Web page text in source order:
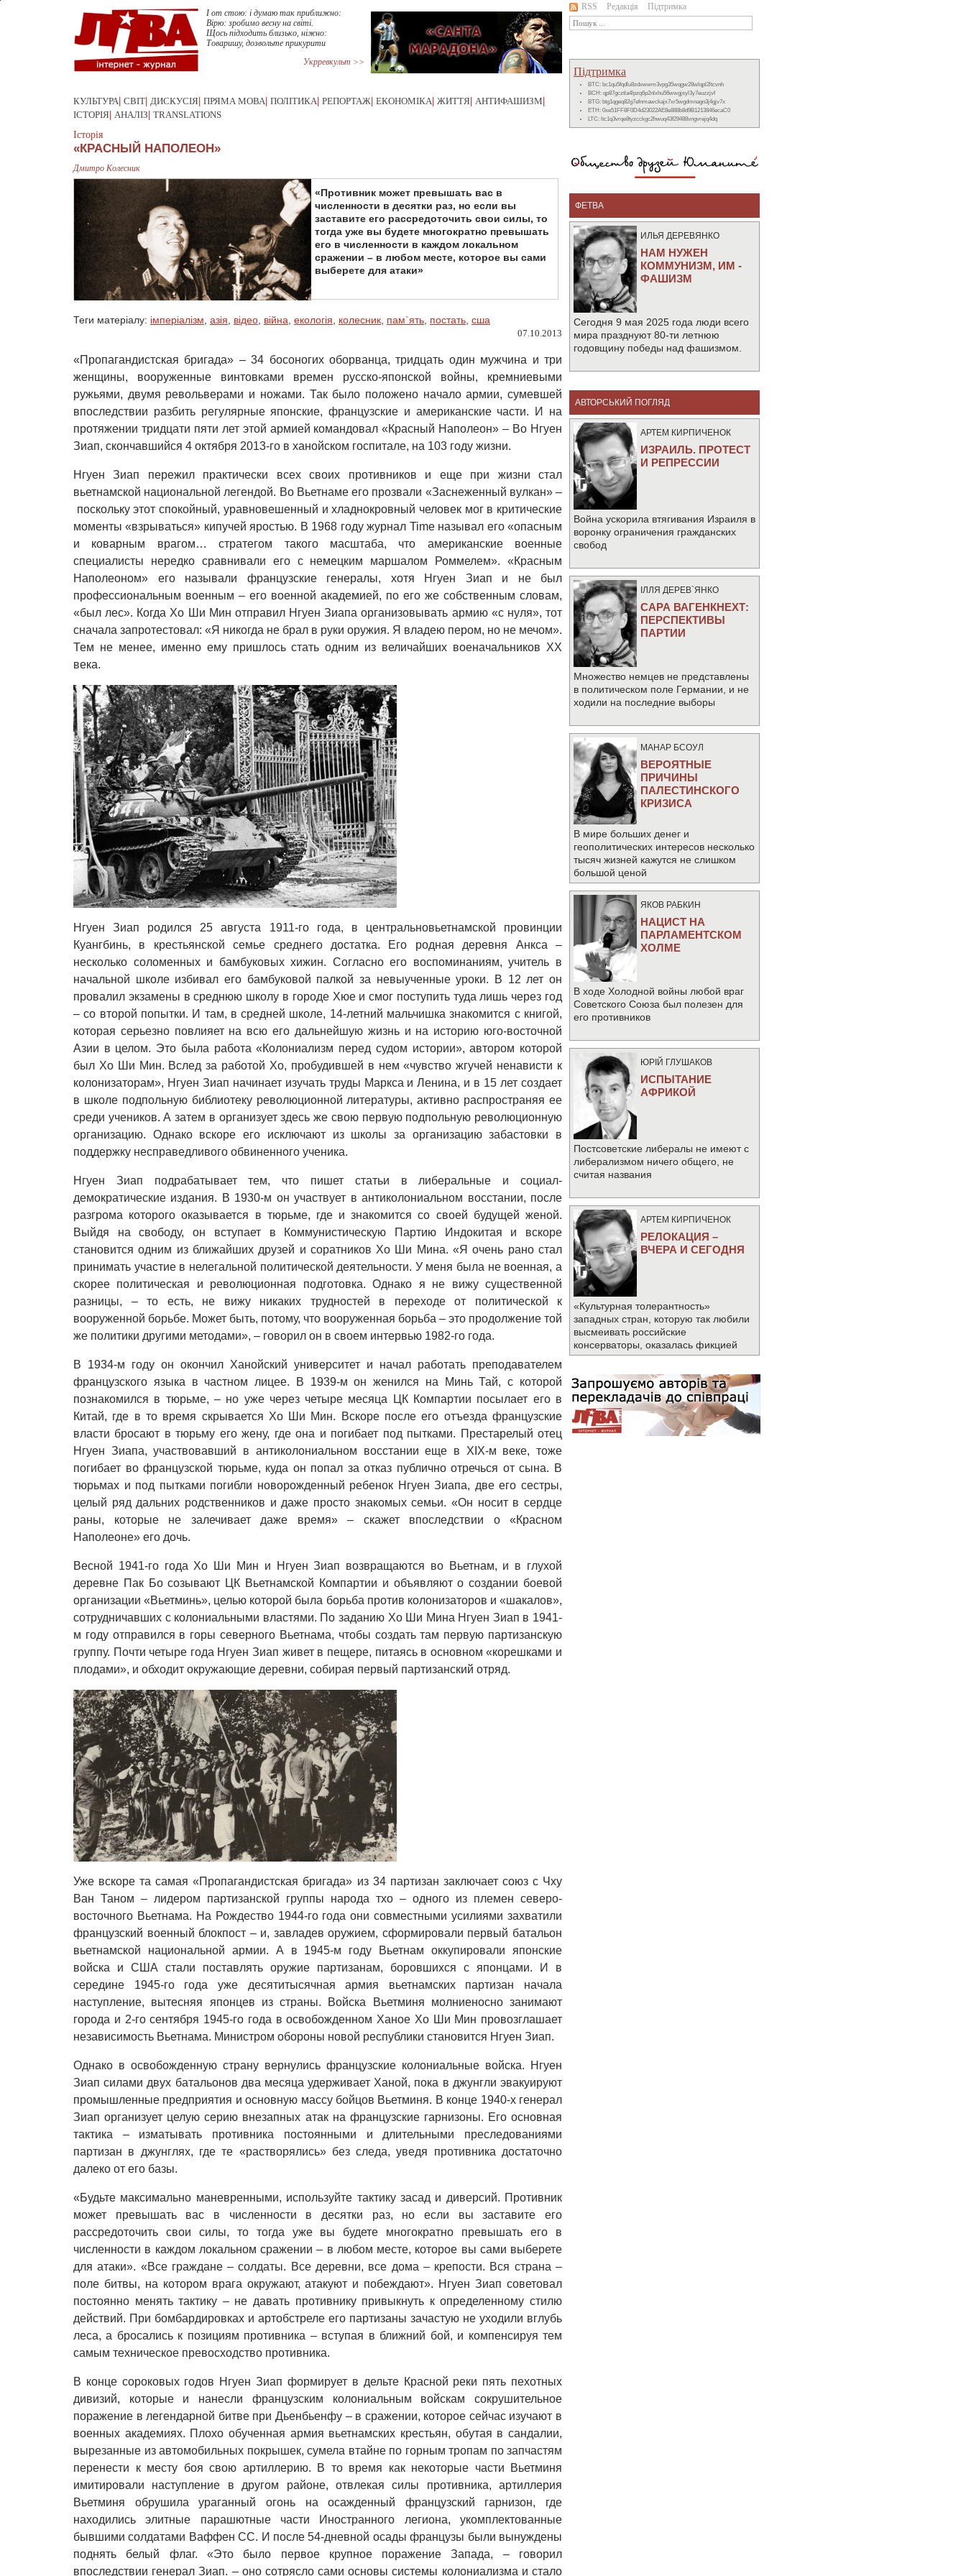
I от стою: i думаю так приближно:
Вiрю: зробимо весну на свiтi.
Щось пiдходить близько, нiжно:
Товаришу, дозвольте прикурити
Укрревкульт >>
КУЛЬТУРА СВІТ ДИСКУСІЯ ПРЯМА МОВА ПОЛІТИКА РЕПОРТАЖ ЕКОНОМІКА ЖИТТЯ АНТИФАШИЗМ
ІСТОРІЯ АНАЛІЗ TRANSLATIONS
Історія
«КРАСНЫЙ НАПОЛЕОН»
Дмитро Колесник
«Противник может превышать вас в
численности в десятки раз, но если вы
заставите его рассредоточить свои силы, то
тогда уже вы будете многократно превышать
его в численности в каждом локальном
сражении – в любом месте, которое вы сами
выберете для атаки»
Теги матеріалу: імперіалізм азія відео війна екологія колесник пам`ять постать сша
07.10.2013
«Пропагандистская бригада» – 34 босоногих оборванца, тридцать один мужчина и три
женщины, вооруженные винтовками времен русско-японской войны, кремниевыми
ружьями, двумя револьверами и ножами. Так было положено начало армии, сумевшей
впоследствии разбить регулярные японские, французские и американские части. И на
протяжении тридцати пяти лет этой армией командовал «Красный Наполеон» – Во Нгуен
Зиап, скончавшийся 4 октября 2013-го в ханойском госпитале, на 103 году жизни.
Нгуен Зиап пережил практически всех своих противников и еще при жизни стал
вьетнамской национальной легендой. Во Вьетнаме его прозвали «Заснеженный вулкан» –
поскольку этот спокойный, уравновешенный и хладнокровный человек мог в критические
моменты «взрываться» кипучей яростью. В 1968 году журнал Time называл его «опасным
и коварным врагом… стратегом такого масштаба, что американские военные
специалисты нередко сравнивали его с немецким маршалом Роммелем». «Красным
Наполеоном» его называли французские генералы, хотя Нгуен Зиап и не был
профессиональным военным – его военной академией, по его же собственным словам,
«был лес». Когда Хо Ши Мин отправил Нгуен Зиапа организовывать армию «с нуля», тот
сначала запротестовал: «Я никогда не брал в руки оружия. Я владею пером, но не мечом».
Тем не менее, именно ему пришлось стать одним из величайших военачальников XX
века.
Нгуен Зиап родился 25 августа 1911-го года, в центральновьетнамской провинции
Куангбинь, в крестьянской семье среднего достатка. Его родная деревня Анкса –
несколько соломенных и бамбуковых хижин. Согласно его воспоминаниям, учитель в
начальной школе избивал его бамбуковой палкой за невыученные уроки. В 12 лет он
провалил экзамены в среднюю школу в городе Хюе и смог поступить туда лишь через год
– со второй попытки. И там, в средней школе, 14-летний мальчишка знакомится с книгой,
которая серьезно повлияет на всю его дальнейшую жизнь и на историю юго-восточной
Азии в целом. Это была работа «Колониализм перед судом истории», автором которой
был Хо Ши Мин. Вслед за работой Хо, пробудившей в нем «чувство жгучей ненависти к
колонизаторам», Нгуен Зиап начинает изучать труды Маркса и Ленина, и в 15 лет создает
в школе подпольную библиотеку революционной литературы, активно распространяя ее
среди учеников. А затем в организует здесь же свою первую подпольную революционную
организацию. Однако вскоре его исключают из школы за организацию забастовки в
поддержку несправедливого обвиненного ученика.
Нгуен Зиап подрабатывает тем, что пишет статьи в либеральные и социал-
демократические издания. В 1930-м он участвует в антиколониальном восстании, после
разгрома которого оказывается в тюрьме, где и знакомится со своей будущей женой.
Выйдя на свободу, он вступает в Коммунистическую Партию Индокитая и вскоре
становится одним из ближайших друзей и соратников Хо Ши Мина. «Я очень рано стал
принимать участие в нелегальной политической деятельности. У меня была не военная, а
скорее политическая и революционная подготовка. Однако я не вижу существенной
разницы, – то есть, не вижу никаких трудностей в переходе от политической к
вооруженной борьбе. Может быть, потому, что вооруженная борьба – это продолжение той
же политики другими методами», – говорил он в своем интервью 1982-го года.
В 1934-м году он окончил Ханойский университет и начал работать преподавателем
французского языка в частном лицее. В 1939-м он женился на Минь Тай, с которой
познакомился в тюрьме, – но уже через четыре месяца ЦК Компартии посылает его в
Китай, где в то время скрывается Хо Ши Мин. Вскоре после его отъезда французские
власти бросают в тюрьму его жену, где она и погибает под пытками. Престарелый отец
Нгуен Зиапа, участвовавший в антиколониальном восстании еще в XIX-м веке, тоже
погибает во французской тюрьме, куда он попал за отказ публично отречься от сына. В
тюрьмах и под пытками погибли новорожденный ребенок Нгуен Зиапа, две его сестры,
целый ряд дальних родственников и даже просто знакомых семьи. «Он носит в сердце
раны, которые не залечивает даже время» – скажет впоследствии о «Красном
Наполеоне» его дочь.
Весной 1941-го года Хо Ши Мин и Нгуен Зиап возвращаются во Вьетнам, и в глухой
деревне Пак Бо созывают ЦК Вьетнамской Компартии и объявляют о создании боевой
организации «Вьетминь», целью которой была борьба против колонизаторов и «шакалов»,
сотрудничавших с колониальными властями. По заданию Хо Ши Мина Нгуен Зиап в 1941-
м году отправился в горы северного Вьетнама, чтобы создать там первую партизанскую
группу. Почти четыре года Нгуен Зиап живет в пещере, питаясь в основном «корешками и
плодами», и обходит окружающие деревни, собирая первый партизанский отряд.
Уже вскоре та самая «Пропагандистская бригада» из 34 партизан заключает союз с Чху
Ван Таном – лидером партизанской группы народа тхо – одного из племен северо-
восточного Вьетнама. На Рождество 1944-го года они совместными усилиями захватили
французский военный блокпост – и, завладев оружием, сформировали первый батальон
вьетнамской национальной армии. А в 1945-м году Вьетнам оккупировали японские
войска и США стали поставлять оружие партизанам, боровшихся с японцами. И в
середине 1945-го года уже десятитысячная армия вьетнамских партизан начала
наступление, вытесняя японцев из страны. Войска Вьетминя молниеносно занимают
города и 2-го сентября 1945-го года в освобожденном Ханое Хо Ши Мин провозглашает
независимость Вьетнама. Министром обороны новой республики становится Нгуен Зиап.
Однако в освобожденную страну вернулись французские колониальные войска. Нгуен
Зиап силами двух батальонов два месяца удерживает Ханой, пока в джунгли эвакуируют
промышленные предприятия и основную массу бойцов Вьетминя. В конце 1940-х генерал
Зиап организует целую серию внезапных атак на французские гарнизоны. Его основная
тактика – изматывать противника постоянными и длительными преследованиями
партизан в джунглях, где те «растворялись» без следа, уведя противника достаточно
далеко от его базы.
«Будьте максимально маневренными, используйте тактику засад и диверсий. Противник
может превышать вас в численности в десятки раз, но если вы заставите его
рассредоточить свои силы, то тогда уже вы будете многократно превышать его в
численности в каждом локальном сражении – в любом месте, которое вы сами выберете
для атаки». «Все граждане – солдаты. Все деревни, все дома – крепости. Вся страна –
поле битвы, на котором врага окружают, атакуют и побеждают». Нгуен Зиап советовал
постоянно менять тактику – не давать противнику привыкнуть к определенному стилю
действий. При бомбардировках и артобстреле его партизаны зачастую не уходили вглубь
леса, а бросались к позициям противника – вступая в ближний бой, и компенсируя тем
самым техническое превосходство противника.
В конце сороковых годов Нгуен Зиап формирует в дельте Красной реки пять пехотных
дивизий, которые и нанесли французским колониальным войскам сокрушительное
поражение в легендарной битве при Дьенбьенфу – в сражении, которое сейчас изучают в
военных академиях. Плохо обученная армия вьетнамских крестьян, обутая в сандалии,
вырезанные из автомобильных покрышек, сумела втайне по горным тропам по запчастям
перенести к месту боя свою артиллерию. В то время как некоторые части Вьетминя
имитировали наступление в другом районе, отвлекая силы противника, артиллерия
Вьетминя обрушила ураганный огонь на осажденный французский гарнизон, где
находились элитные парашютные части Иностранного легиона, укомплектованные
бывшими солдатами Ваффен СС. И после 54-дневной осады французы были вынуждены
поднять белый флаг. «Это было первое крупное поражение Запада, – говорил
впоследствии генерал Зиап. – оно сотрясло сами основы системы колониализма и стало
RSS Редакція Підтримка
Підтримка
BTC: bc1qu5fqdlu8zdxwwm3vpg35wqgw28wlqpl2ltcvnh
BCH: qp87gcztla4lpzq6p2nlxhu56wwgjsyl3y7euzzjvf
BTG: btg1qgeq82g7efnmawckajx7xr5wgdmnagn3j4gjv7x
ETH: 0xe51FF8F0D4d23022AE8e888b8d9B1213846ecaC0
LTC: ltc1q3vrqe8tyzcckgc2hwuq43f29488vngvrejq4dq
ФЕТВА
ИЛЬЯ ДЕРЕВЯНКО
НАМ НУЖЕН
КОММУНИЗМ, ИМ -
ФАШИЗМ
Сегодня 9 мая 2025 года люди всего
мира празднуют 80-ти летнюю
годовщину победы над фашизмом.
АВТОРСЬКИЙ ПОГЛЯД
АРТЕМ КИРПИЧЕНОК
ИЗРАИЛЬ. ПРОТЕСТ
И РЕПРЕССИИ
Война ускорила втягивания Израиля в
воронку ограничения гражданских
свобод
IЛЛЯ ДЕРЕВ`ЯНКО
САРА ВАГЕНКНЕХТ:
ПЕРСПЕКТИВЫ
ПАРТИИ
Множество немцев не представлены
в политическом поле Германии, и не
ходили на последние выборы
МАНАР БСОУЛ
ВЕРОЯТНЫЕ
ПРИЧИНЫ
ПАЛЕСТИНСКОГО
КРИЗИСА
В мире больших денег и
геополитических интересов несколько
тысяч жизней кажутся не слишком
большой ценой
ЯКОВ РАБКИН
НАЦИСТ НА
ПАРЛАМЕНТСКОМ
ХОЛМЕ
В ходе Холодной войны любой враг
Советского Союза был полезен для
его противников
ЮРIЙ ГЛУШАКОВ
ИСПЫТАНИЕ
АФРИКОЙ
Постсоветские либералы не имеют с
либерализмом ничего общего, не
считая названия
АРТЕМ КИРПИЧЕНОК
РЕЛОКАЦИЯ –
ВЧЕРА И СЕГОДНЯ
«Культурная толерантность»
западных стран, которую так любили
высмеивать российские
консерваторы, оказалась фикцией